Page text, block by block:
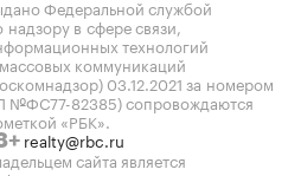
Федеральной службой
надзору в сфере связи,
технологий
коммуникаций
03.12.2021 за номером
№ФС77-82385) сопровождаются
«РБК».
realty@rbc.ru
сайта является